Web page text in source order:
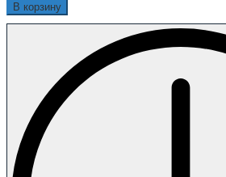
В корзину